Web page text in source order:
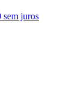
sem juros